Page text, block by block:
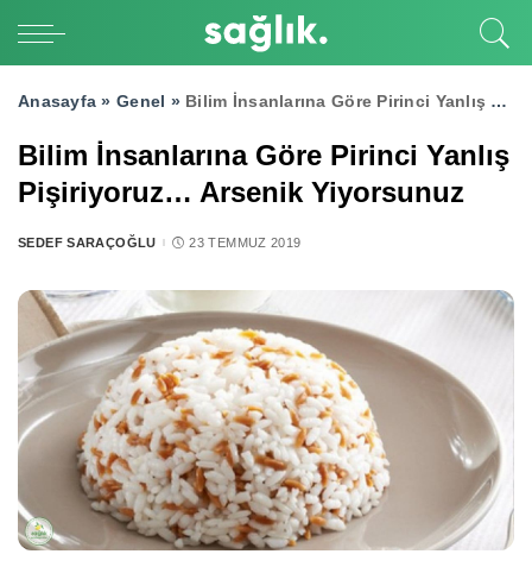
Anasayfa » Genel » Bilim İnsanlarına Göre Pirinci Yanlış Pişiriyoruz… Arsenik Yiyorsunuz
Bilim İnsanlarına Göre Pirinci Yanlış
Pişiriyoruz… Arsenik Yiyorsunuz
POSTED
SEDEF SARAÇOĞLU 23 TEMMUZ 2019